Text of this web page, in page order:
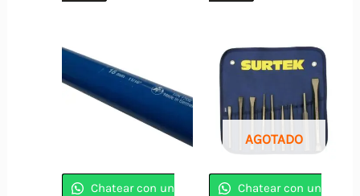
Chatear con un
AGOTADO
Chatear con un